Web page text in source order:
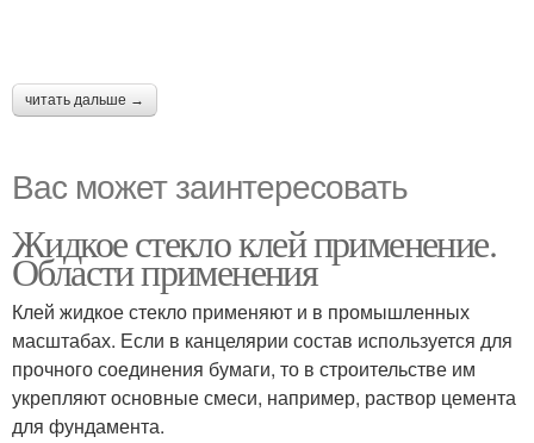
читать дальше →
Вас может заинтересовать
Жидкое стекло клей применение.
Области применения
Клей жидкое стекло применяют и в промышленных
масштабах. Если в канцелярии состав используется для
прочного соединения бумаги, то в строительстве им
укрепляют основные смеси, например, раствор цемента
для фундамента.